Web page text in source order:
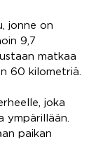
jonne on
9,7
matkaa
60 kilometriä.
joka
ympärillään.
paikan